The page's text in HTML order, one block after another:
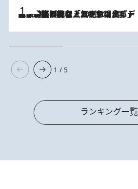
2026.8.5
【なぜ吉沢亮は「気配を消せる」のか？】興行収入208億の『国宝』を経て挑むミュージカル『ディア・エヴァン・ハンセン』。トップ俳優が舞台上でさらけ出した“孤独”とは
1 / 5
ランキング一覧